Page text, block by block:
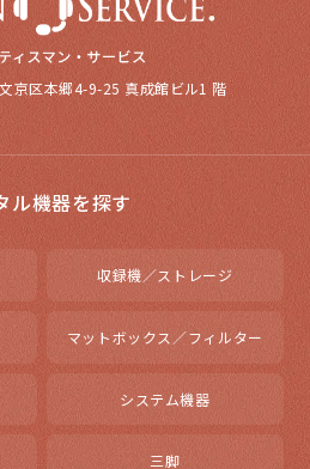
京区本郷4-9-25 真成館ビル1 階
ル機器を探す
収録機／ストレージ
マットボックス／フィルター
システム機器
三脚